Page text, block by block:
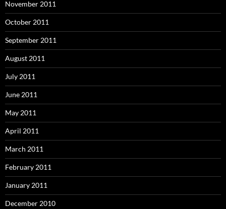
November 2011
October 2011
September 2011
August 2011
July 2011
June 2011
May 2011
April 2011
March 2011
February 2011
January 2011
December 2010